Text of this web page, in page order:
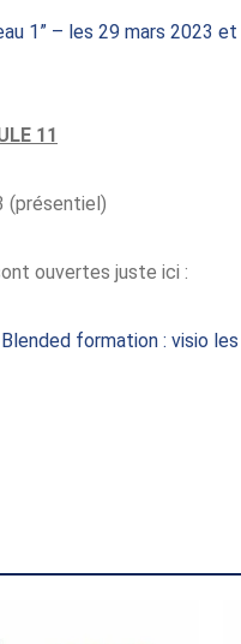
1” – les 29 mars 2023
11
(présentiel)
ouvertes juste ici :
formation : visio